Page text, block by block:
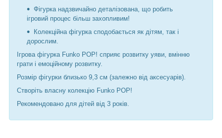
Фігурка надзвичайно деталізована, що робить
ігровий процес більш захопливим!
Колекційна фігурка сподобається як дітям, так і
дорослим.
Ігрова фігурка Funko POP! сприяє розвитку уяви, вмінню
грати і емоційному розвитку.
Розмір фігурки близько 9,3 см (залежно від аксесуарів).
Створіть власну колекцію Funko POP!
Рекомендовано для дітей від 3 років.